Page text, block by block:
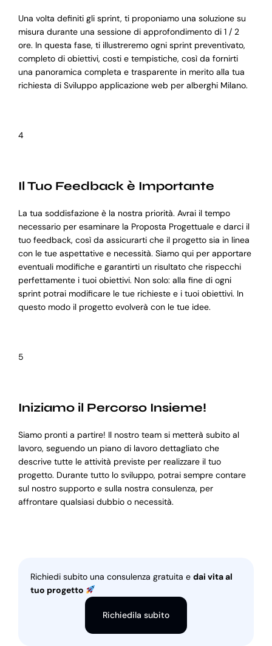
Una volta definiti gli sprint, ti proponiamo una soluzione su
misura durante una sessione di approfondimento di 1 / 2
ore. In questa fase, ti illustreremo ogni sprint preventivato,
completo di obiettivi, costi e tempistiche, così da fornirti
una panoramica completa e trasparente in merito alla tua
richiesta di Sviluppo applicazione web per alberghi Milano.
4
Il Tuo Feedback è Importante
La tua soddisfazione è la nostra priorità. Avrai il tempo
necessario per esaminare la Proposta Progettuale e darci il
tuo feedback, così da assicurarti che il progetto sia in linea
con le tue aspettative e necessità. Siamo qui per apportare
eventuali modifiche e garantirti un risultato che rispecchi
perfettamente i tuoi obiettivi. Non solo: alla fine di ogni
sprint potrai modificare le tue richieste e i tuoi obiettivi. In
questo modo il progetto evolverà con le tue idee.
5
Iniziamo il Percorso Insieme!
Siamo pronti a partire! Il nostro team si metterà subito al
lavoro, seguendo un piano di lavoro dettagliato che
descrive tutte le attività previste per realizzare il tuo
progetto. Durante tutto lo sviluppo, potrai sempre contare
sul nostro supporto e sulla nostra consulenza, per
affrontare qualsiasi dubbio o necessità.
Richiedi subito una consulenza gratuita e dai vita al
tuo progetto
Richiedila subito